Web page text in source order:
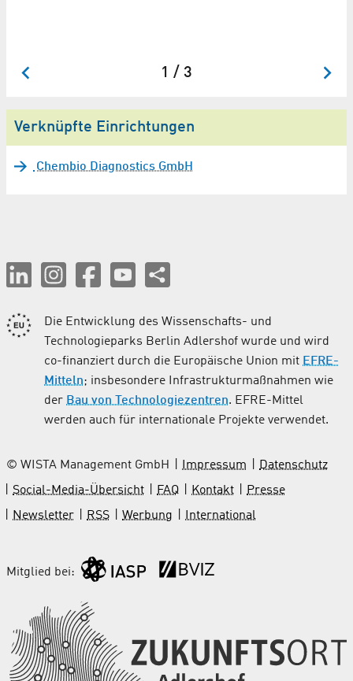
1 / 3
Verknüpfte Einrichtungen
Chembio Diagnostics GmbH
Die Entwicklung des Wissenschafts- und
Technologieparks Berlin Adlershof wurde und wird
co-finanziert durch die Europäische Union mit EFRE-
Mitteln; insbesondere Infrastrukturmaßnahmen wie
der Bau von Technologiezentren. EFRE-Mittel
werden auch für internationale Projekte verwendet.
© WISTA Management GmbH Impressum
Datenschutz
Social-Media-Übersicht
FAQ Kontakt
Presse
Newsletter
RSS Werbung International
Mitglied bei: